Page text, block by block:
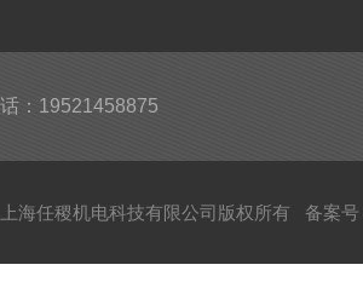
：19521458875
海任稷机电科技有限公司版权所有 备案号